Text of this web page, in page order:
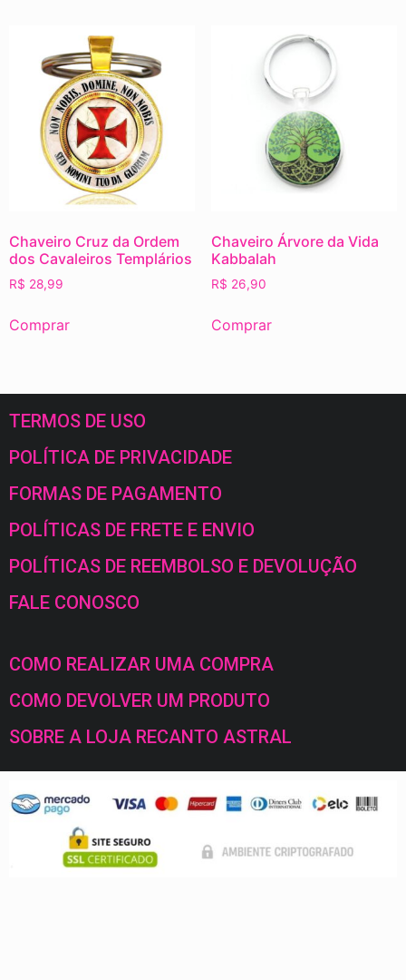
Chaveiro Cruz da Ordem
dos Cavaleiros Templários
R$ 28,99
Comprar
Chaveiro Árvore da Vida
Kabbalah
R$ 26,90
Comprar
TERMOS DE USO
POLÍTICA DE PRIVACIDADE
FORMAS DE PAGAMENTO
POLÍTICAS DE FRETE E ENVIO
POLÍTICAS DE REEMBOLSO E DEVOLUÇÃO
FALE CONOSCO
COMO REALIZAR UMA COMPRA
COMO DEVOLVER UM PRODUTO
SOBRE A LOJA RECANTO ASTRAL